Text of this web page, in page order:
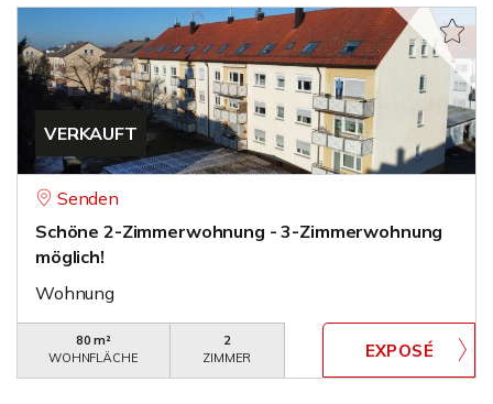
VERKAUFT
Senden
Schöne 2-Zimmerwohnung - 3-Zimmerwohnung
möglich!
Wohnung
80 m²
WOHNFLÄCHE
2
ZIMMER